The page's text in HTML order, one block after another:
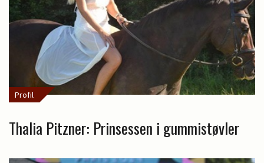
Profil
Thalia Pitzner: Prinsessen i gummistøvler